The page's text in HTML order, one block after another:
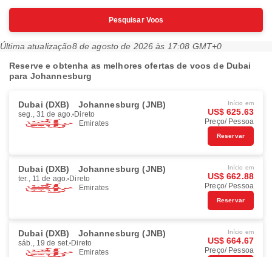
Pesquisar Voos
Última atualização8 de agosto de 2026 às 17:08 GMT+0
Reserve e obtenha as melhores ofertas de voos de Dubai
para Johannesburg
Dubai (DXB) Johannesburg (JNB)
seg., 31 de ago. Direto
Emirates
Início em
US$ 625.63
Preço/ Pessoa
Reservar
Dubai (DXB) Johannesburg (JNB)
ter., 11 de ago. Direto
Emirates
Início em
US$ 662.88
Preço/ Pessoa
Reservar
Dubai (DXB) Johannesburg (JNB)
sáb., 19 de set. Direto
Emirates
Início em
US$ 664.67
Preço/ Pessoa